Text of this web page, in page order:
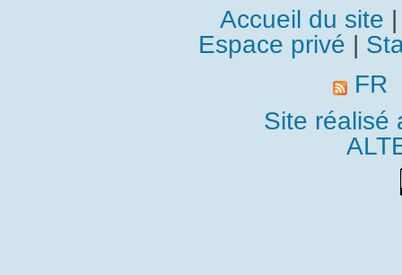
Accueil du site
Espace privé |
FR
Site réalisé